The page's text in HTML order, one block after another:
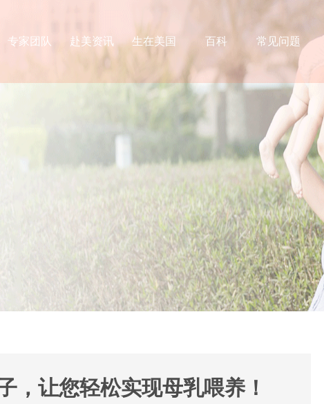
专家团队 赴美资讯 生在美国 百科 常见问题
，让您轻松实现母乳喂养！